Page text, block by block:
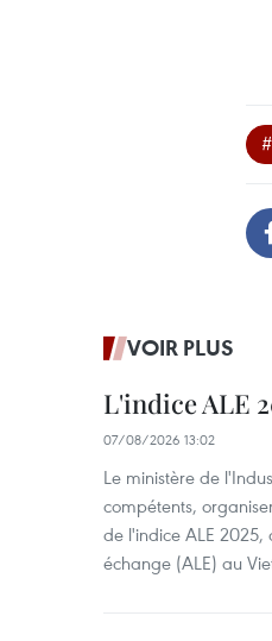
VOIR PLUS
L'indice ALE
07/08/2026 13:02
Le ministère de
compétents,
de l'indice ALE
échange (ALE) au